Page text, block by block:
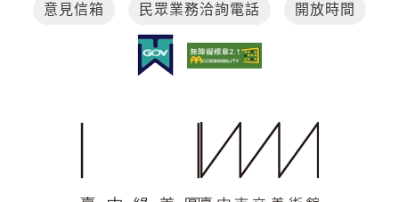
意見信箱 民眾業務洽詢電話 開放時間